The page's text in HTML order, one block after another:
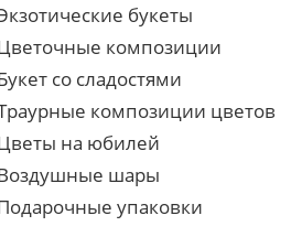
букеты
композиции
со сладостями
композиции цветов
на юбилей
шары
упаковки